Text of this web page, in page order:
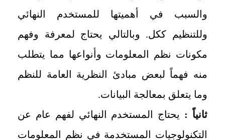
والسبب في أهميتها للمستخدم النهائي
وللتنظيم ككل. وبالتالي يحتاج لمعرفة وفهم
مكونات نظم المعلومات وأنواعها مما يتطلب
منه فهماً لبعض مبادئ النظرية العامة للنظم
وما يتعلق بمعالجة البيانات.
ثانياً : يحتاج المستخدم النهائي لفهم عام عن
التكنولوجيات المستخدمة في نظم المعلومات